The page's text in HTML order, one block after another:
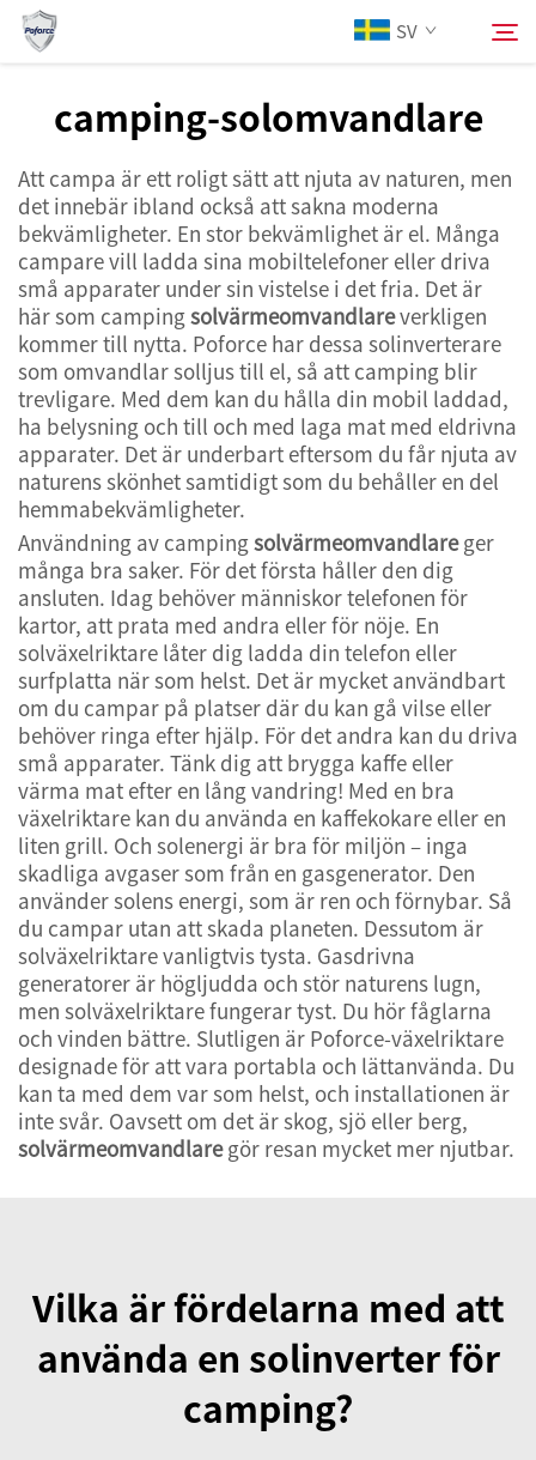
SV
Produkter
Tjänster
Nyheter
Kontakta oss
Söka
camping-solomvandlare
Att campa är ett roligt sätt att njuta av naturen, men
det innebär ibland också att sakna moderna
bekvämligheter. En stor bekvämlighet är el. Många
campare vill ladda sina mobiltelefoner eller driva
små apparater under sin vistelse i det fria. Det är
här som campingsolvärmeomvandlareverkligen
kommer till nytta. Poforce har dessa solinverterare
som omvandlar solljus till el, så att camping blir
trevligare. Med dem kan du hålla din mobil laddad,
ha belysning och till och med laga mat med eldrivna
apparater. Det är underbart eftersom du får njuta av
naturens skönhet samtidigt som du behåller en del
hemmabekvämligheter.
Användning av campingsolvärmeomvandlareger
många bra saker. För det första håller den dig
ansluten. Idag behöver människor telefonen för
kartor, att prata med andra eller för nöje. En
solväxelriktare låter dig ladda din telefon eller
surfplatta när som helst. Det är mycket användbart
om du campar på platser där du kan gå vilse eller
behöver ringa efter hjälp. För det andra kan du driva
små apparater. Tänk dig att brygga kaffe eller
värma mat efter en lång vandring! Med en bra
växelriktare kan du använda en kaffekokare eller en
liten grill. Och solenergi är bra för miljön – inga
skadliga avgaser som från en gasgenerator. Den
använder solens energi, som är ren och förnybar. Så
du campar utan att skada planeten. Dessutom är
solväxelriktare vanligtvis tysta. Gasdrivna
generatorer är högljudda och stör naturens lugn,
men solväxelriktare fungerar tyst. Du hör fåglarna
och vinden bättre. Slutligen är Poforce-växelriktare
designade för att vara portabla och lättanvända. Du
kan ta med dem var som helst, och installationen är
inte svår. Oavsett om det är skog, sjö eller berg,
solvärmeomvandlaregör resan mycket mer njutbar.
Vilka är fördelarna med att
använda en solinverter för
camping?